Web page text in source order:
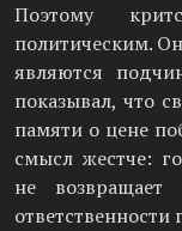
Поэтому
политическим.
являются
показывал, что
памяти о цене
смысл жестче:
не
ответственности